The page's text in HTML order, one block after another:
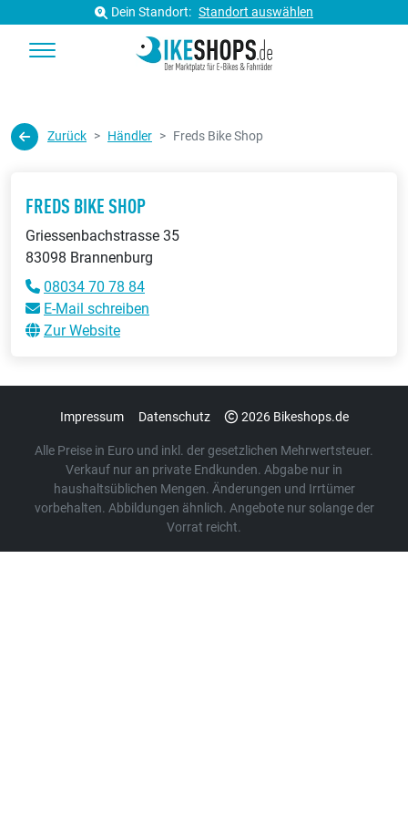
Dein Standort: Standort auswählen
Zurück Händler Freds Bike Shop
FREDS BIKE SHOP
Griessenbachstrasse 35
83098 Brannenburg
08034 70 78 84
E-Mail schreiben
Zur Website
Impressum Datenschutz 2026 Bikeshops.de
Alle Preise in Euro und inkl. der gesetzlichen Mehrwertsteuer.
Verkauf nur an private Endkunden. Abgabe nur in
haushaltsüblichen Mengen. Änderungen und Irrtümer
vorbehalten. Abbildungen ähnlich. Angebote nur solange der
Vorrat reicht.